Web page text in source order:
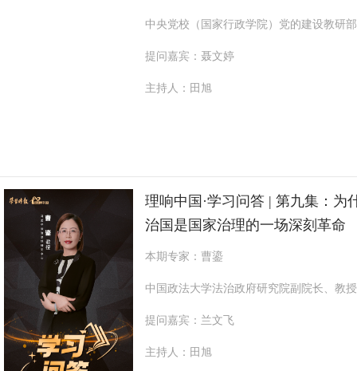
中央党校（国家行政学院）党的建设教研
提问嘉宾：聂文婷
主持人：田旭
理响中国·学习问答 | 第九集：为
治国是国家治理的一场深刻革命
本期专家：曹鎏
中国政法大学法治政府研究院副院长、教
提问嘉宾：兰文飞
主持人：田旭